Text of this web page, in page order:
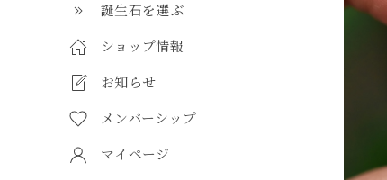
誕生石を選ぶ
ショップ情報
お知らせ
メンバーシップ
マイページ